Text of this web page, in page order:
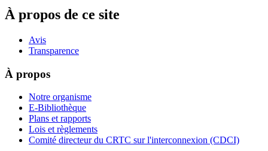
À propos de ce site
Avis
Transparence
À propos
Notre organisme
E-Bibliothèque
Plans et rapports
Lois et règlements
Comité directeur du CRTC sur l'interconnexion (CDCI)